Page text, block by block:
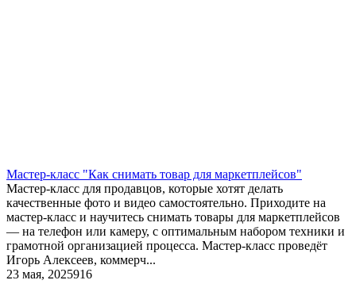
Мастер-класс "Как снимать товар для маркетплейсов"
Мастер-класс для продавцов, которые хотят делать
качественные фото и видео самостоятельно. Приходите на
мастер-класс и научитесь снимать товары для маркетплейсов
— на телефон или камеру, с оптимальным набором техники и
грамотной организацией процесса. Мастер-класс проведёт
Игорь Алексеев, коммерч...
23 мая, 2025916